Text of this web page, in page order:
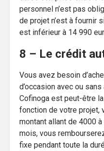
personnel n’est pas
de projet n’est à fournir
est inférieur à 14 990
8 – Le crédit
Vous avez besoin
d’occasion avec ou
Cofinoga est peut-être
fonction de votre projet,
montant allant de 4000
mois, vous
fixe pendant toute la